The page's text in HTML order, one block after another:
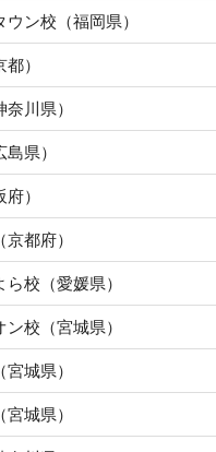
ン校（福岡県）
）
川県）
県）
）
都府）
校（愛媛県）
校（宮城県）
城県）
城県）